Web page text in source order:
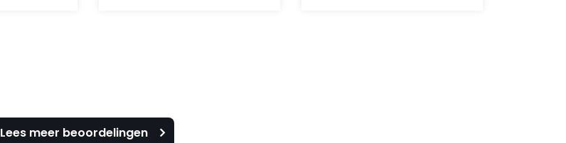
Lees meer beoordelingen